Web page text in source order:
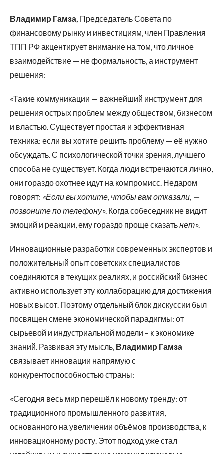
Владимир Гамза, Председатель Совета по
финансовому рынку и инвестициям, член Правления
ТПП РФ акцентирует внимание на том, что личное
взаимодействие — не формальность, а инструмент
решения:
«Такие коммуникации — важнейший инструмент для
решения острых проблем между обществом, бизнесом
и властью. Существует простая и эффективная
техника: если вы хотите решить проблему — её нужно
обсуждать. С психологической точки зрения, лучшего
способа не существует. Когда люди встречаются лично,
они гораздо охотнее идут на компромисс. Недаром
говорят: «Если вы хотите, чтобы вам отказали, —
позвоните по телефону». Когда собеседник не видит
эмоций и реакции, ему гораздо проще сказатьнет».
Инновационные разработки современных экспертов и
положительный опыт советских специалистов
соединяются в текущих реалиях, и российский бизнес
активно использует эту коллаборацию для достижения
новых высот. Поэтому отдельный блок дискуссии был
посвящен смене экономической парадигмы: от
сырьевой и индустриальной модели – к экономике
знаний. Развивая эту мысль, Владимир Гамза
связывает инновации напрямую с
конкурентоспособностью страны:
«Сегодня весь мир перешёл к новому тренду: от
традиционного промышленного развития,
основанного на увеличении объёмов производства, к
инновационному росту. Этот подход уже стал